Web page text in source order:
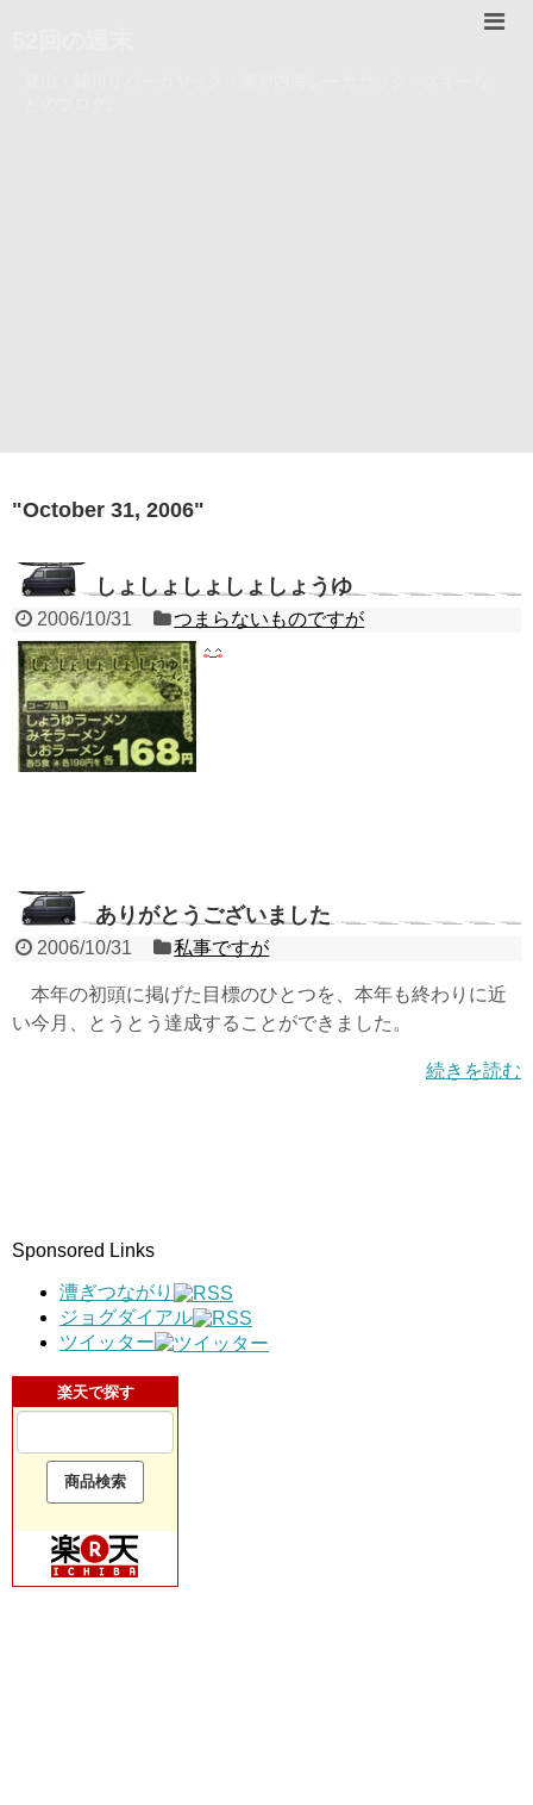
"October 31, 2006"
しょしょしょしょしょうゆ
2006/10/31 つまらないものですが
ありがとうございました
2006/10/31 私事ですが
本年の初頭に掲げた目標のひとつを、本年も終わりに近
い今月、とうとう達成することができました。
続きを読む
Sponsored Links
漕ぎつながり
ジョグダイアル
ツイッター
楽天で探す